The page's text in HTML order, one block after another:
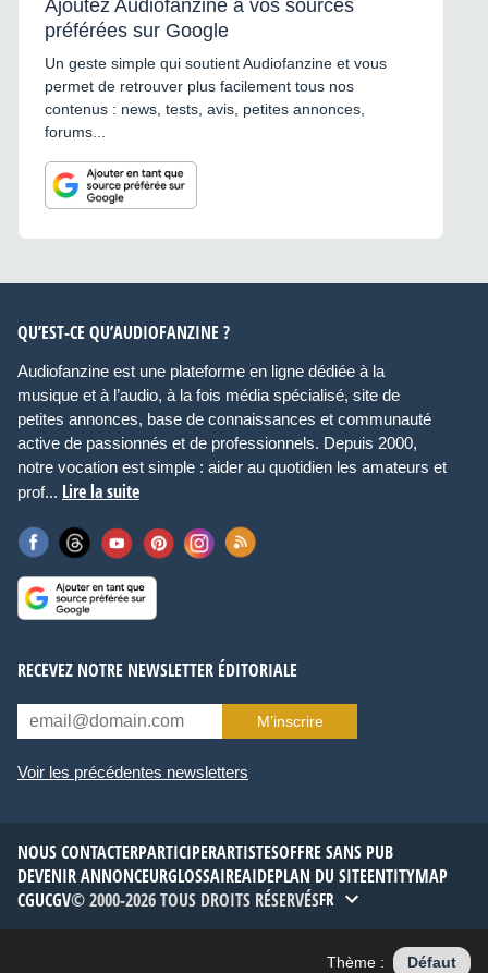
Ajoutez Audiofanzine à vos sources
préférées sur Google
Un geste simple qui soutient Audiofanzine et vous
permet de retrouver plus facilement tous nos
contenus : news, tests, avis, petites annonces,
forums...
QU’EST-CE QU’AUDIOFANZINE ?
Audiofanzine est une plateforme en ligne dédiée à la
musique et à l’audio, à la fois média spécialisé, site de
petites annonces, base de connaissances et communauté
active de passionnés et de professionnels. Depuis 2000,
notre vocation est simple : aider au quotidien les amateurs et
prof... Lire la suite
RECEVEZ NOTRE NEWSLETTER ÉDITORIALE
M’inscrire
Voir les précédentes newsletters
NOUS CONTACTERPARTICIPERARTISTESOFFRE SANS PUB
DEVENIR ANNONCEURGLOSSAIREAIDEPLAN DU SITEENTITYMAP
CGUCGV© 2000-2026 TOUS DROITS RÉSERVÉSFR
Thème : Défaut